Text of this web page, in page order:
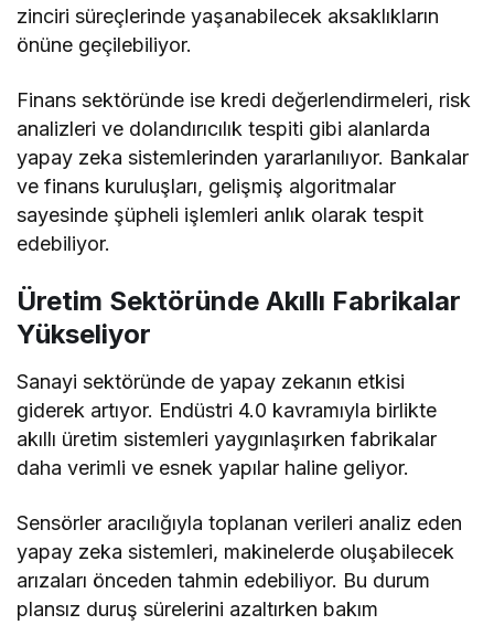
zinciri süreçlerinde yaşanabilecek aksaklıkların
önüne geçilebiliyor.
Finans sektöründe ise kredi değerlendirmeleri, risk
analizleri ve dolandırıcılık tespiti gibi alanlarda
yapay zeka sistemlerinden yararlanılıyor. Bankalar
ve finans kuruluşları, gelişmiş algoritmalar
sayesinde şüpheli işlemleri anlık olarak tespit
edebiliyor.
Üretim Sektöründe Akıllı Fabrikalar
Yükseliyor
Sanayi sektöründe de yapay zekanın etkisi
giderek artıyor. Endüstri 4.0 kavramıyla birlikte
akıllı üretim sistemleri yaygınlaşırken fabrikalar
daha verimli ve esnek yapılar haline geliyor.
Sensörler aracılığıyla toplanan verileri analiz eden
yapay zeka sistemleri, makinelerde oluşabilecek
arızaları önceden tahmin edebiliyor. Bu durum
plansız duruş sürelerini azaltırken bakım